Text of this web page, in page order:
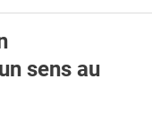
sens au